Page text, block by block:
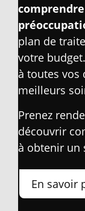
plan de
votre
à toutes vos
meilleurs
Prenez
découvrir
à obtenir un
En savoir